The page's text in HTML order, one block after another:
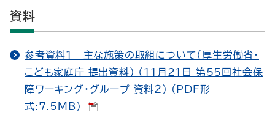
資料
参考資料１ 主な施策の取組について（厚生労働省・
こども家庭庁 提出資料） （11月21日 第55回社会保
障ワーキング・グループ 資料２） (PDF形
式:7.5MB)